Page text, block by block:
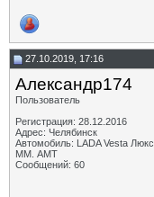
27.10.2019, 17:16
Александр174
Пользователь
Регистрация: 28.12.2016
Адрес: Челябинск
Автомобиль: LADA Vesta Люкс.
ММ. АМТ
Сообщений: 60